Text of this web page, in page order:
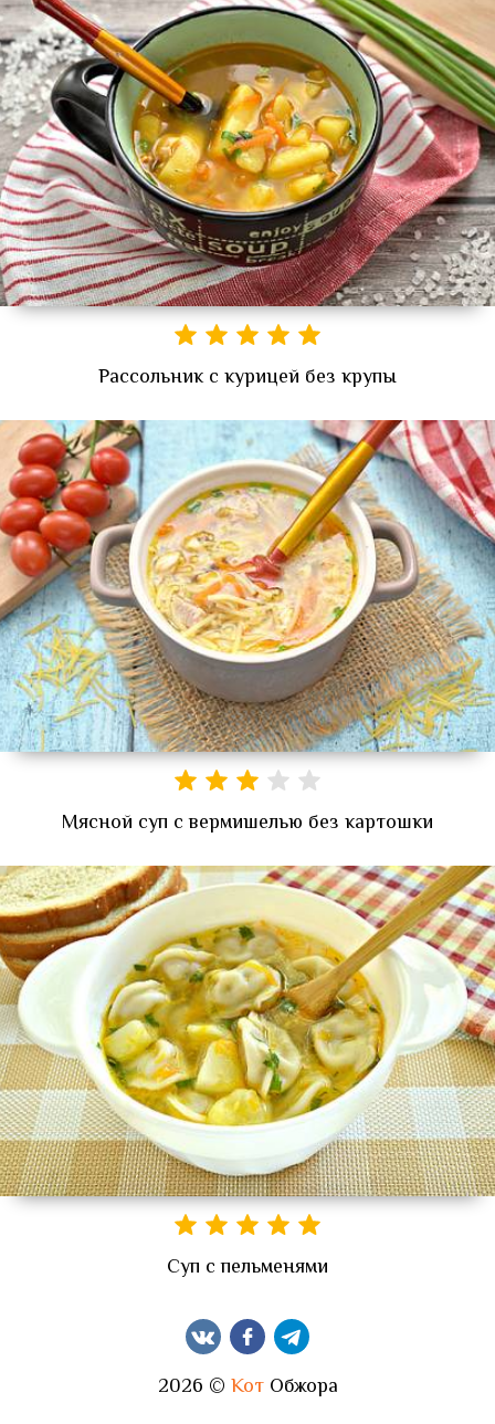
Рассольник с курицей без крупы
Мясной суп с вермишелью без картошки
Суп с пельменями
2026 © КотОбжора